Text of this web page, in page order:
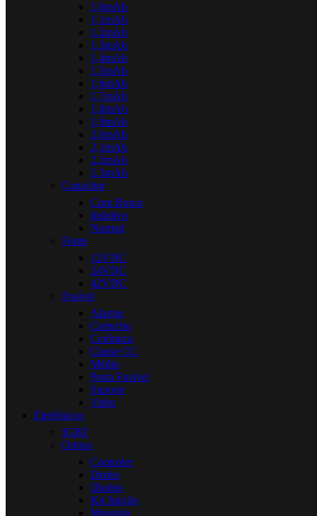
1,0mAh
1,1mAh
1,2mAh
1,3mAh
1,4mAh
1,5mAh
1,6mAh
1,7mAh
1,8mAh
1,9mAh
2,0mAh
2,1mAh
2,2mAh
2,3mAh
Capacitor
Com Rosca
Indutivo
Normal
Fonte
12VDC
24VDC
42VDC
Fusível
Alarme
Cartucho
Cerâmica
Classe CC
Médio
Porta Fusível
Suporte
Vidro
Eletrônicos
IGBT
Outros
Controler
Dedos
Diodos
Kit Junção
Manopla